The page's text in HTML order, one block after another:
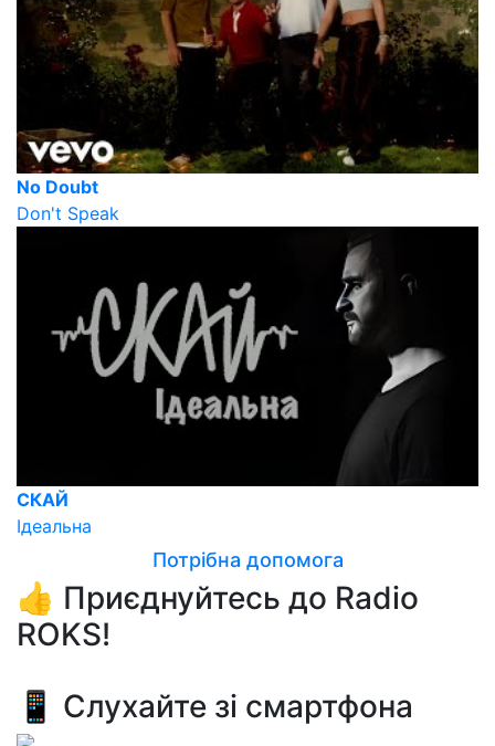
No Doubt
Don't Speak
СКАЙ
Ідеальна
Потрібна допомога
👍 Приєднуйтесь до Radio
ROKS!
📱 Слухайте зі смартфона